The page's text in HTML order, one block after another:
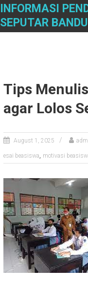
Skip
content
INFORMASI
SEPUTAR
Tips
agar Lolos
August 1, 2025
esai beasiswa, motivasi